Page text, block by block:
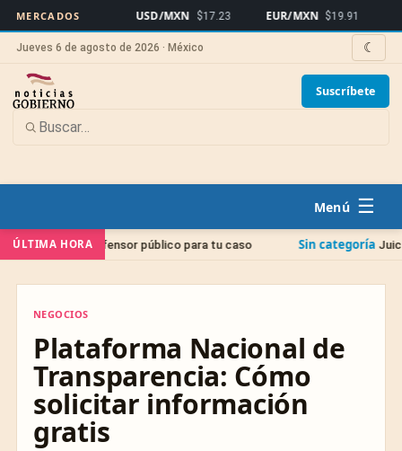
MERCADOS USD/MXN $17.23 EUR/MXN $19.91 Bitcoin
Jueves 6 de agosto de 2026 · México ☾
Suscríbete
☰
ÚLTIMA HORA
público para tu caso Sin categoría Juicio de Amparo: La
NEGOCIOS
Plataforma Nacional de
Transparencia: Cómo
solicitar información
gratis